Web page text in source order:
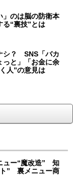
」のは脳の防衛本
“裏技”とは
シ？ SNS「バカ
っと」「お金に余
人”の意見は
ュー“魔改造” 知
ト” 裏メニュー商